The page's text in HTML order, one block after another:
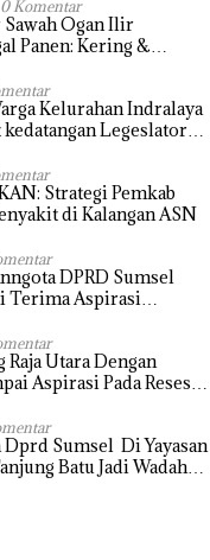
0 Komentar
Ogan Ilir
Panen: Kering &
Kelurahan Indralaya
Legeslator
dapat di perjuangkan
Strategi Pemkab
di Kalangan ASN
DPRD Sumsel
Terima Aspirasi
sempat di ubah, ini
Raja Utara Dengan
Aspirasi Pada Reses
langsung di Kabulkan
Dprd Sumsel Di Yayasan
Batu Jadi Wadah